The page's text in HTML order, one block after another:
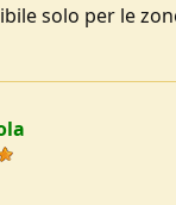
solo per le